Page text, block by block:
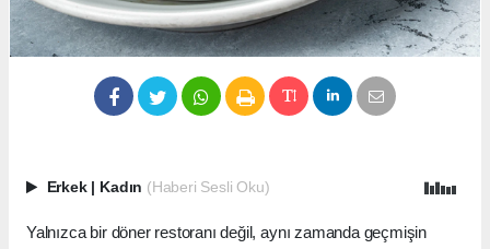
Erkek | Kadın (Haberi Sesli Oku)
Yalnızca bir döner restoranı değil, aynı zamanda geçmişin